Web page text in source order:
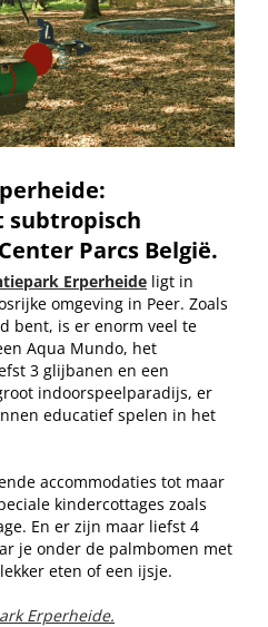
subtropisch
Parcs België.
Erperheide ligt in
omgeving in Peer. Zoals
bent, is er enorm veel te
Aqua Mundo, het
3 glijbanen en een
indoorspeelparadijs, er
educatief spelen in het
accommodaties tot maar
kindercottages zoals
En er zijn maar liefst 4
je onder de palmbomen met
eten of een ijsje.
Erperheide.